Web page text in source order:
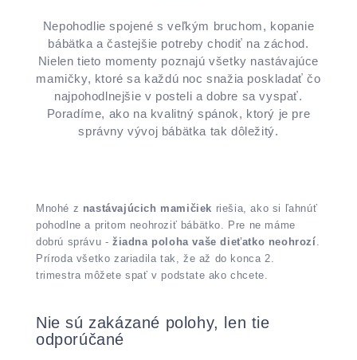
Nepohodlie spojené s veľkým bruchom, kopanie
bábätka a častejšie potreby chodiť na záchod.
Nielen tieto momenty poznajú všetky nastávajúce
mamičky, ktoré sa každú noc snažia poskladať čo
najpohodlnejšie v posteli a dobre sa vyspať.
Poradíme, ako na kvalitný spánok, ktorý je pre
správny vývoj bábätka tak dôležitý.
Mnohé z nastávajúcich mamičiek riešia, ako si ľahnúť
pohodlne a pritom neohroziť bábätko. Pre ne máme
dobrú správu - žiadna poloha vaše dieťatko neohrozí .
Príroda všetko zariadila tak, že až do konca 2.
trimestra môžete spať v podstate ako chcete.
Nie sú zakázané polohy, len tie
odporúčané